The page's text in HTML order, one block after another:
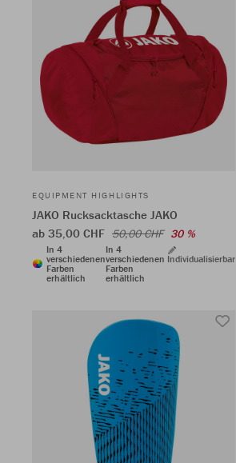
EQUIPMENT HIGHLIGHTS
JAKO Rucksacktasche JAKO
ab 35,00 CHF 50,00 CHF 30 %
In 4
verschiedenen
Farben
erhältlich
In 4
verschiedenen
Farben
erhältlich
Individualisierbar